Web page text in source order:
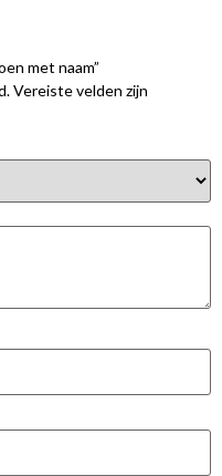
met naam”
Vereiste velden zijn